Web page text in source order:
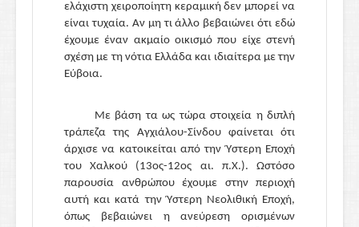
ελάχιστη χειροποίητη κεραμική δεν μπορεί να
είναι τυχαία. Αν μη τι άλλο βεβαιώνει ότι εδώ
έχουμε έναν ακμαίο οικισμό που είχε στενή
σχέση με τη νότια Ελλάδα και ιδιαίτερα με την
Εύβοια.
Με βάση τα ως τώρα στοιχεία η διπλή
τράπεζα της Αγχιάλου-Σίνδου φαίνεται ότι
άρχισε να κατοικείται από την Ύστερη Εποχή
του Χαλκού (13ος-12ος αι. π.Χ.). Ωστόσο
παρουσία ανθρώπου έχουμε στην περιοχή
αυτή και κατά την Ύστερη Νεολιθική Εποχή,
όπως βεβαιώνει η ανεύρεση ορισμένων